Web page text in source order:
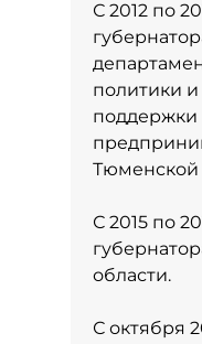
С 2012 по
политики и
поддержки
Тюменской
С 2015 по
области.
С октября